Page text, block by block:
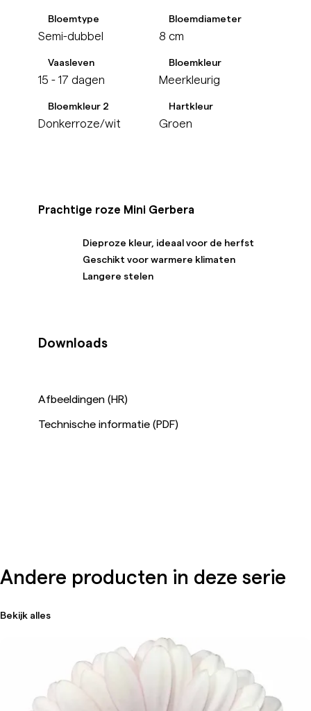
Bloemtype
Semi-dubbel
Bloemdiameter
8 cm
Vaasleven
15 - 17 dagen
Bloemkleur
Meerkleurig
Bloemkleur 2
Donkerroze/wit
Hartkleur
Groen
Prachtige roze Mini Gerbera
Dieproze kleur, ideaal voor de herfst
Geschikt voor warmere klimaten
Langere stelen
Downloads
Afbeeldingen (HR)
Technische informatie (PDF)
Andere producten in deze serie
Bekijk alles